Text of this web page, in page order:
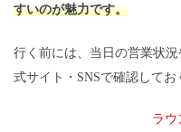
そのまま利
※ポイン
すいのが魅力です。
行く前には、当日の営業状
式サイト・SNSで確認してお
ラウ